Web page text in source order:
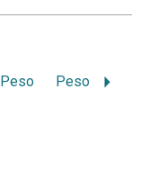
Peso Peso